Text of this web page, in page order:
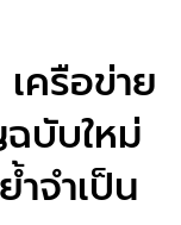
ครือข่าย
บับใหม่
จำเป็น